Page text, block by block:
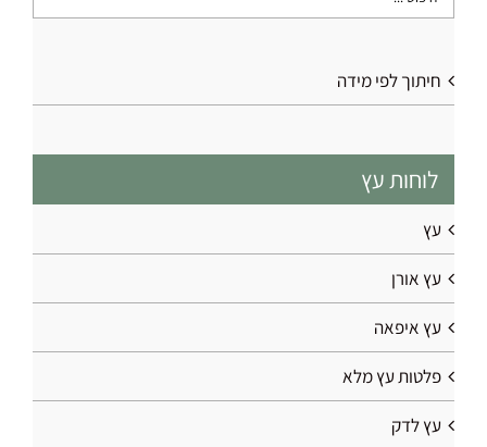
חיתוך לפי מידה
לוחות עץ
עץ
עץ אורן
עץ איפאה
פלטות עץ מלא
עץ לדק